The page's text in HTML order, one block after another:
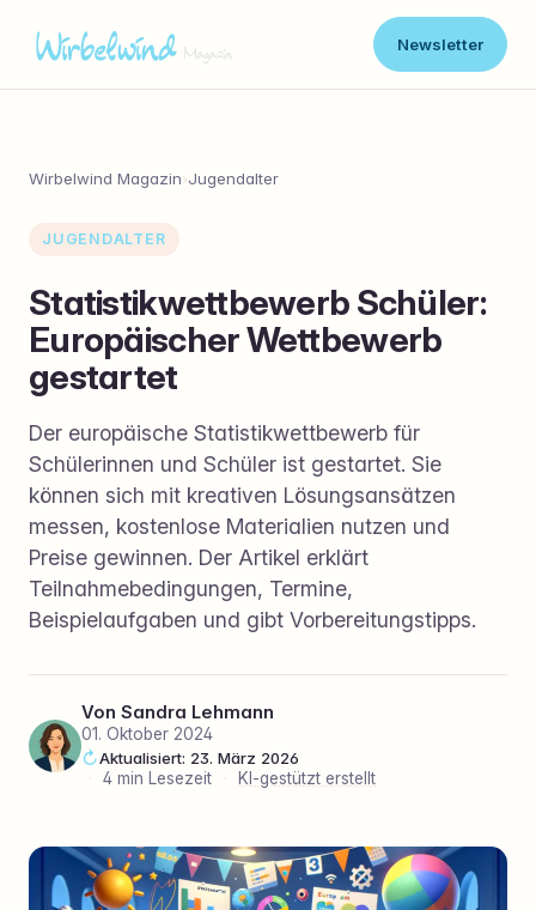
Newsletter
Wirbelwind Magazin›Jugendalter
JUGENDALTER
Statistikwettbewerb Schüler:
Europäischer Wettbewerb
gestartet
Der europäische Statistikwettbewerb für
Schülerinnen und Schüler ist gestartet. Sie
können sich mit kreativen Lösungsansätzen
messen, kostenlose Materialien nutzen und
Preise gewinnen. Der Artikel erklärt
Teilnahmebedingungen, Termine,
Beispielaufgaben und gibt Vorbereitungstipps.
Von Sandra Lehmann
01. Oktober 2024
Aktualisiert: 23. März 2026
·
4 min Lesezeit · KI-gestützt erstellt